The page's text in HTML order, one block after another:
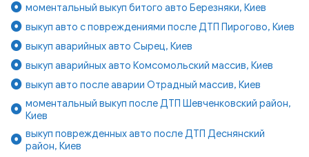
моментальный выкуп битого авто Березняки, Киев
выкуп авто с повреждениями после ДТП Пирогово, Киев
выкуп аварийных авто Сырец, Киев
выкуп аварийных авто Комсомольский массив, Киев
выкуп авто после аварии Отрадный массив, Киев
моментальный выкуп после ДТП Шевченковский район,
Киев
выкуп поврежденных авто после ДТП Деснянский
район, Киев